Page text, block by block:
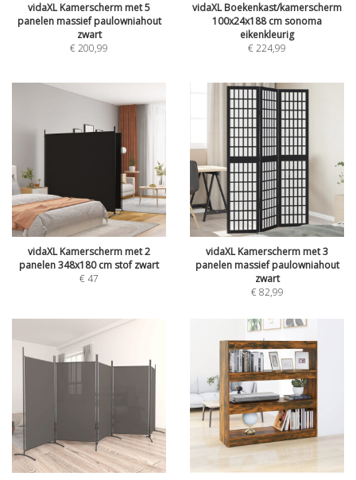
vidaXL Kamerscherm met 5
panelen massief paulowniahout
zwart
€200,99
vidaXL Boekenkast/kamerscherm
100x24x188 cm sonoma
eikenkleurig
€224,99
vidaXL Kamerscherm met 2
panelen 348x180 cm stof zwart
€47
vidaXL Kamerscherm met 3
panelen massief paulowniahout
zwart
€82,99